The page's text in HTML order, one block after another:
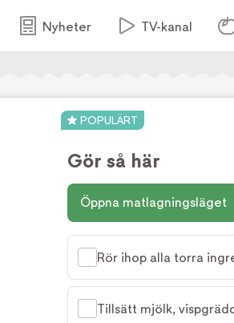
Nyheter TV-kanal
POPULÄRT
Gör så här
Öppna matlagningsläget
Rör ihop alla torra
Tillsätt mjölk,